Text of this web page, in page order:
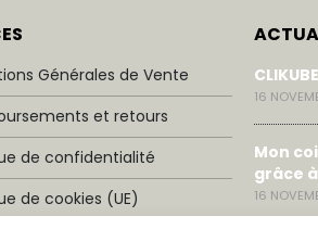
Générales de Vente
et retours
de confidentialité
de cookies (UE)
16
Mon
grâce
16